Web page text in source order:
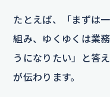
たとえば、「まずは
組み、ゆくゆくは業
うになりたい」と答
が伝わります。